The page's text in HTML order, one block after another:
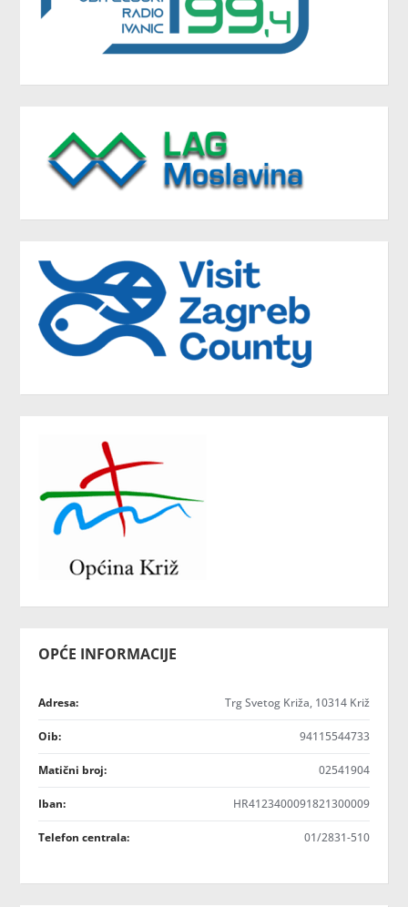
OPĆE INFORMACIJE
Adresa: Trg Svetog Križa, 10314 Križ
Oib: 94115544733
Matični broj: 02541904
Iban: HR4123400091821300009
Telefon centrala: 01/2831-510